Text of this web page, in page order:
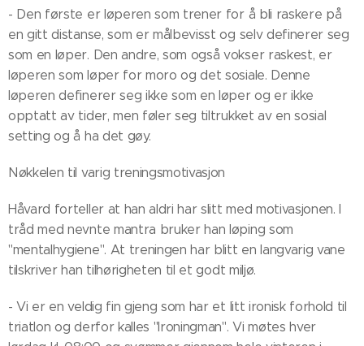
- Den første er løperen som trener for å bli raskere på
en gitt distanse, som er målbevisst og selv definerer seg
som en løper. Den andre, som også vokser raskest, er
løperen som løper for moro og det sosiale. Denne
løperen definerer seg ikke som en løper og er ikke
opptatt av tider, men føler seg tiltrukket av en sosial
setting og å ha det gøy.
Nøkkelen til varig treningsmotivasjon
Håvard forteller at han aldri har slitt med motivasjonen. I
tråd med nevnte mantra bruker han løping som
"mentalhygiene". At treningen har blitt en langvarig vane
tilskriver han tilhørigheten til et godt miljø.
- Vi er en veldig fin gjeng som har et litt ironisk forhold til
triatlon og derfor kalles "Ironingman". Vi møtes hver